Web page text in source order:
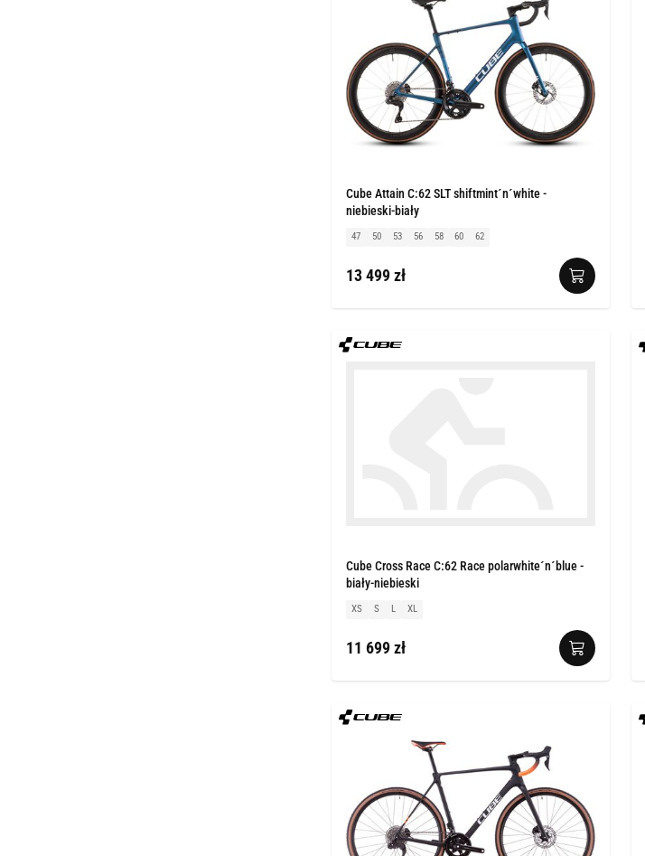
Cube Attain C:62 SLT shiftmint´n´white -
niebieski-biały
47 50 53 56 58 60 62
13 499 zł
Cube Cross Race C:62 Race polarwhite´n´blue -
biały-niebieski
XS S L XL
11 699 zł